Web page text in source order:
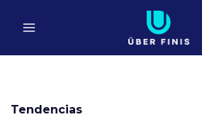
Tendencias